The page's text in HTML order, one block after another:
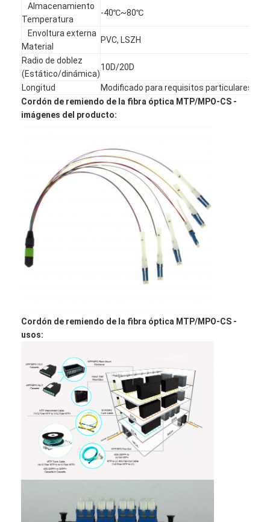
coleta de la fibra óptica
adaptador de la fibra óptica
conector de la fibra óptica
atenuador de la fibra óptica
Caja de la terminación de la fibra óptica
El panel de remiendo de la fibra óptica
Módulo óptico del transmisor-receptor
convertidor de los medios de la fibra óptica
Interruptor de la fibra de Ethernet
Equipo de herramienta de la fibra óptica
Componentes del P.M. y del poder más elevado
Almacenamiento
Temperatura
-40℃~80℃
Envoltura externa
Material
PVC, LSZH
Radio de doblez
(Estático/dinámica)
10D/20D
Longitud
Modificado para requisitos particulares
Cordón de remiendo de la fibra óptica MTP/MPO-CS -
imágenes del producto:
Cordón de remiendo de la fibra óptica MTP/MPO-CS -
usos: